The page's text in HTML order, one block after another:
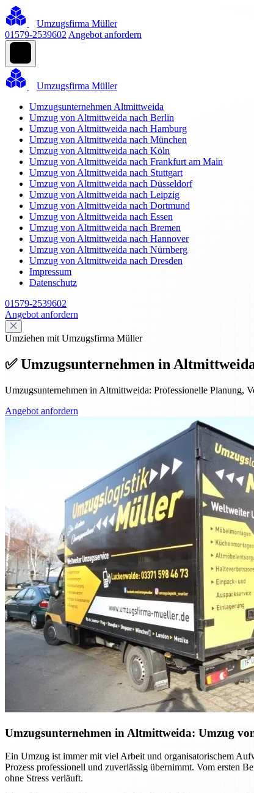
Umzugsfirma Müller
01579-2539602 Angebot anfordern
Umzugsfirma Müller
Umzugsunternehmen Altmittweida
Umzug von Altmittweida nach Berlin
Umzug von Altmittweida nach Hamburg
Umzug von Altmittweida nach München
Umzug von Altmittweida nach Köln
Umzug von Altmittweida nach Frankfurt am Main
Umzug von Altmittweida nach Stuttgart
Umzug von Altmittweida nach Düsseldorf
Umzug von Altmittweida nach Leipzig
Umzug von Altmittweida nach Dortmund
Umzug von Altmittweida nach Essen
Umzug von Altmittweida nach Bremen
Umzug von Altmittweida nach Hannover
Umzug von Altmittweida nach Nürnberg
Umzug von Altmittweida nach Dresden
Impressum
Datenschutz
01579-2539602
Angebot anfordern
Umziehen mit Umzugsfirma Müller
✅ Umzugsunternehmen in
Umzugsunternehmen in Altmittweida: Professionelle Planung,
Angebot anfordern
Umzugsunternehmen in Altmittweida: Umzug
Ein Umzug ist immer mit viel Arbeit und organisatorischem
Prozess professionell und zuverlässig übernimmt. Vom ersten
ohne Stress verläuft.